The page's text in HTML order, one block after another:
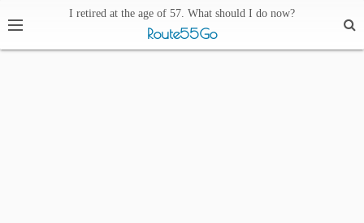
I retired at the age of 57. What should I do now?
Route55Go